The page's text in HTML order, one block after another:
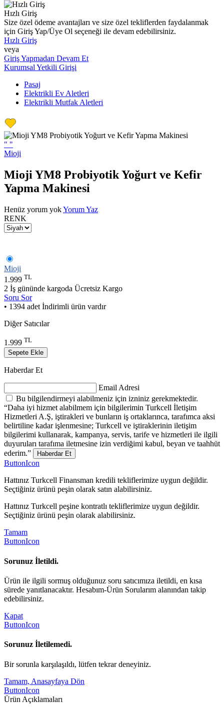
Hızlı Giriş
Size özel ödeme avantajları ve size özel tekliflerden faydalanmak
için Giriş Yap/Üye Ol seçeneği ile devam edebilirsiniz.
Hızlı Giriş
veya
Giriş Yapmadan Devam Et
Kurumsal Yetkili Girişi
Pasaj
Elektrikli Ev Aletleri
Elektrikli Mutfak Aletleri
" "
Mioji
Mioji YM8 Probiyotik Yoğurt ve Kefir
Yapma Makinesi
Henüz yorum yokYorum Yaz
RENK
Mioji
1.999 TL
2 İş gününde kargoda Ücretsiz Kargo
Soru Sor
• 1394 adet İndirimli ürün vardır
Diğer Satıcılar
1.999 TL
Sepete Ekle
Haberdar Et
Email Adresi
Bu bilgilendirmeyi alabilmeniz için izniniz gerekmektedir.
“Daha iyi hizmet alabilmem için bilgilerimin Turkcell İletişim
Hizmetleri A.Ş, iştirakleri ve bunların iş ortaklarınca, tarafımca aksi
belirtiline kadar işlenmesine; Turkcell ve iştiraklerinin iletişim
bilgilerimi kullanarak, kampanya, servis, tarife ve hizmetleri ile ilgili
duyuruları tarafıma iletmesine izin verdiğimi kabul, beyan ve taahhüt
ederim.”
Haberdar Et
ButtonIcon
Hattınız Turkcell Finansman kredili tekliflerimize uygun değildir.
Seçtiğiniz ürünü peşin olarak satın alabilirsiniz.
Hattınız Turkcell peşine kontratlı tekliflerimize uygun değildir.
Seçtiğiniz ürünü peşin olarak alabilirsiniz.
Tamam
ButtonIcon
Sorunuz İletildi.
Ürün ile ilgili sormuş olduğunuz soru satıcımıza iletildi, en kısa
sürede yanıtlanacaktır. Hesabım-Ürün Sorularım alanından takip
edebilirsiniz.
Kapat
ButtonIcon
Sorunuz İletilemedi.
Bir sorunla karşılaşıldı, lütfen tekrar deneyiniz.
Tamam, Anasayfaya Dön
ButtonIcon
Ürün Açıklamaları